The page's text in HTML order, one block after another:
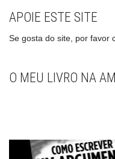
APOIE ESTE SITE
Se gosta do site, por favor
O MEU LIVRO NA